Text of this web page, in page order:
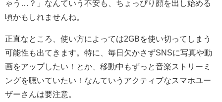
ゃう…？」なんていう不安も、ちょっぴり顔を出し始める
頃かもしれませんね。
正直なところ、使い方によっては2GBを使い切ってしまう
可能性も出てきます。特に、毎日欠かさずSNSに写真や動
画をアップしたい！とか、移動中もずっと音楽ストリーミ
ングを聴いていたい！なんていうアクティブなスマホユー
ザーさんは要注意。